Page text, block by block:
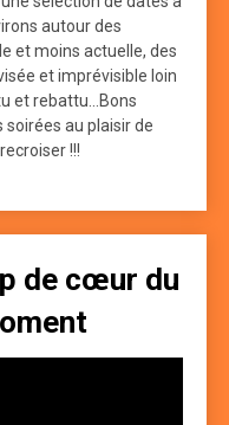
autour des
et moins actuelle, des
et imprévisible loin
et rebattu...Bons
soirées au plaisir de
!!!
de cœur du